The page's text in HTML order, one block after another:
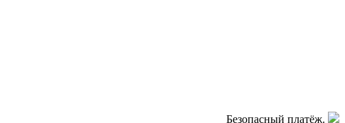
Безопасный платёж.